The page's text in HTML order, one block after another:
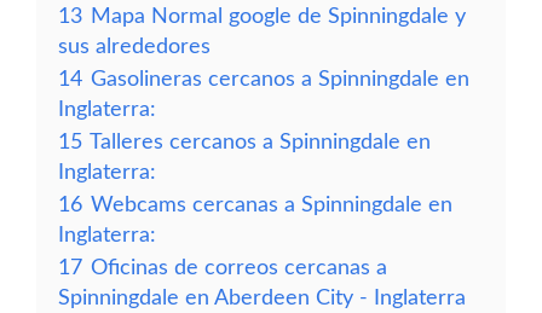
13 Mapa Normal google de Spinningdale y
sus alrededores
14 Gasolineras cercanos a Spinningdale en
Inglaterra:
15 Talleres cercanos a Spinningdale en
Inglaterra:
16 Webcams cercanas a Spinningdale en
Inglaterra:
17 Oficinas de correos cercanas a
Spinningdale en Aberdeen City - Inglaterra